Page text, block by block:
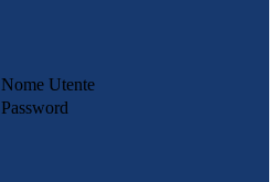
Nome Utente
Password